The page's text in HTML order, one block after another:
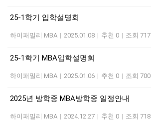
25-1학기 입학설명회
하이패밀리 MBA | 2025.01.08 | 추천 0 | 조회 717
25-1학기 MBA입학설명회
하이패밀리 MBA | 2025.01.06 | 추천 0 | 조회 700
2025년 방학중 MBA방학중 일정안내
하이패밀리 MBA | 2024.12.27 | 추천 0 | 조회 718